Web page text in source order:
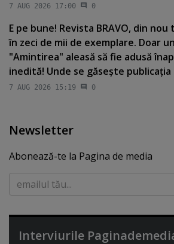
7 AUG 2026 17:00 0
E pe bune! Revista BRAVO, din
în zeci de mii de exemplare. Doar
"Amintirea" aleasă să fie adusă
inedită! Unde se găseşte publicaţia
7 AUG 2026 15:19 0
Newsletter
Abonează-te la Pagina de media
Interviurile